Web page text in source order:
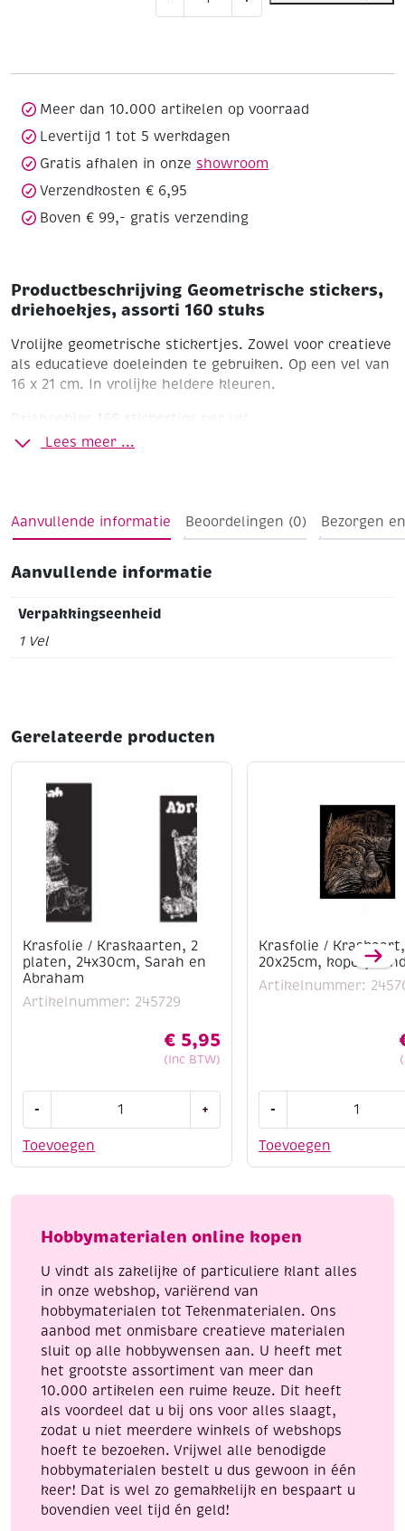
aantal
Meer dan 10.000 artikelen op voorraad
Levertijd 1 tot 5 werkdagen
Gratis afhalen in onze showroom
Verzendkosten € 6,95
Boven € 99,- gratis verzending
Productbeschrijving Geometrische stickers,
driehoekjes, assorti 160 stuks
Vrolijke geometrische stickertjes. Zowel voor creatieve
als educatieve doeleinden te gebruiken. Op een vel van
16 x 21 cm. In vrolijke heldere kleuren.
Driehoekjes
168 stickertjes per vel
Lees meer ...
Aanvullende informatie Beoordelingen (0) Bezorgen
Aanvullende informatie
Verpakkingseenheid
1 Vel
Gerelateerde producten
Krasfolie / Kraskaarten, 2
platen, 24x30cm, Sarah en
Abraham
Artikelnummer: 245729
€ 5,95
(Inc BTW)
Toevoegen
-
Kraskaarten,
24x30cm,
aantal
+
Krasfolie / Kraskaart,
20x25cm, koper,
Artikelnummer:
Toevoegen
-
Kraskaart,
eenden
Hobbymaterialen online kopen
U vindt als zakelijke of particuliere klant alles
in onze webshop, variërend van
hobbymaterialen tot Tekenmaterialen. Ons
aanbod met onmisbare creatieve materialen
sluit op alle hobbywensen aan. U heeft met
het grootste assortiment van meer dan
10.000 artikelen een ruime keuze. Dit heeft
als voordeel dat u bij ons voor alles slaagt,
zodat u niet meerdere winkels of webshops
hoeft te bezoeken. Vrijwel alle benodigde
hobbymaterialen bestelt u dus gewoon in één
keer! Dat is wel zo gemakkelijk en bespaart u
bovendien veel tijd én geld!